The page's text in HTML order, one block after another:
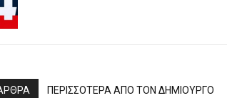
ΠΕΡΙΣΣΟΤΕΡΑ ΑΠΟ ΤΟΝ ΔΗΜΙΟΥΡΓΟ